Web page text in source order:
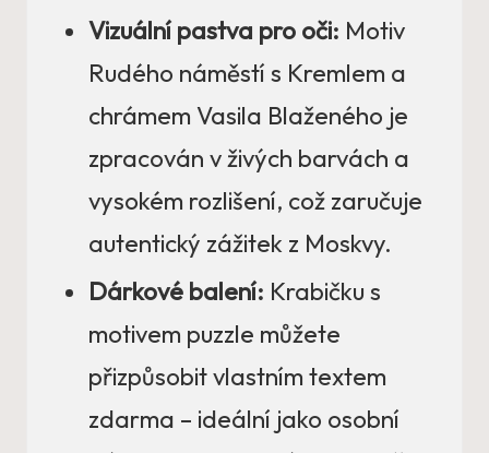
Vizuální pastva pro oči: Motiv
Rudého náměstí s Kremlem a
chrámem Vasila Blaženého je
zpracován v živých barvách a
vysokém rozlišení, což zaručuje
autentický zážitek z Moskvy.
Dárkové balení: Krabičku s
motivem puzzle můžete
přizpůsobit vlastním textem
zdarma – ideální jako osobní